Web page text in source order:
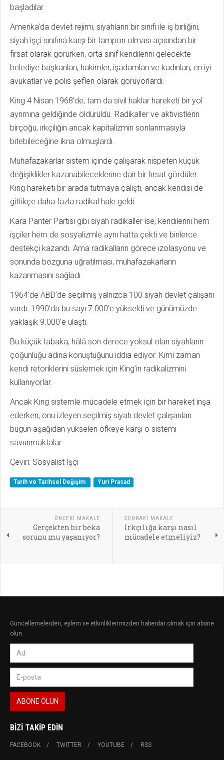
başladılar.
Amerika’da devlet rejimi, siyahların bir sınıfı ile iş birliğini,
siyah işçi sınıfına karşı bir tampon olması açısından bir
fırsat olarak görürken, orta sınıf kendilerini gelecekte
belediye başkanları, hakimler, işadamları ve kadınları, en iyi
avukatlar ve polis şefleri olarak görüyorlardı.
King 4 Nisan 1968’de, tam da sivil haklar hareketi bir yol
ayrımına geldiğinde öldürüldü. Radikaller ve aktivistlerin
birçoğu, ırkçılığın ancak kapitalizmin sonlanmasıyla
bitebileceğine ikna olmuşlardı.
Muhafazakarlar sistem içinde çalışarak nispeten küçük
değişiklikler kazanabileceklerine dair bir fırsat gördüler.
King hareketi bir arada tutmaya çalıştı, ancak kendisi de
gittikçe daha fazla radikal hale geldi.
Kara Panter Partisi gibi siyah radikaller ise, kendilerini hem
işçiler hem de sosyalizmle aynı hatta çekti ve binlerce
destekçi kazandı. Ama radikallarin görece izolasyonu ve
sonunda bozguna uğratılması, muhafazakarların
kazanmasını sağladı.
1964’de ABD’de seçilmiş yalnızca 100 siyah devlet çalışanı
vardı. 1990’da bu sayı 7.000’e yükseldi ve günümüzde
yaklaşık 9.000’e ulaştı.
Bu küçük tabaka, hâlâ son derece yoksul olan siyahların
çoğunluğu adına konuştuğunu iddia ediyor. Kimi zaman
kendi retoriklerini süslemek için King’in radikalizmini
kullanıyorlar.
Ancak King sistemle mücadele etmek için bir hareket inşa
ederken, onu izleyen seçilmiş siyah devlet çalışanları
bugün aşağıdan yükselen öfkeye karşı o sistemi
savunmaktalar.
Çeviri: Sosyalist İşçi
Tarih ve Tarihsel Değişim Yuri Prasad
ÖNCEKI MAKALE
Gerçekten bir beka
sorunu mu yaşanıyor?
SONRAKI MAKALE
Irkçılığa karşı nasıl
mücadele etmeliyiz?
Güncellemelerden, eylem ve etkinliklerimizden haberdar olmak için abone
olun.
BIZI TAKIP EDIN
FACEBOOK TWITTER YOUTUBE RSS